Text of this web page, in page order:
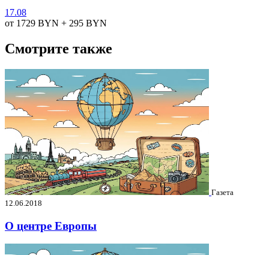
17.08
от 1729 BYN + 295 BYN
Смотрите также
Газета
12.06.2018
О центре Европы